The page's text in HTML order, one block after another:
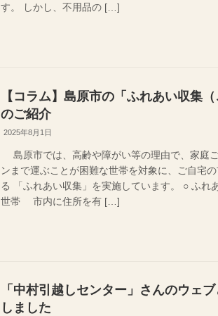
す。 しかし、不用品の […]
【コラム】島原市の「ふれあい収集（
のご紹介
2025年8月1日
島原市では、高齢や障がい等の理由で、家庭
ンまで運ぶことが困難な世帯を対象に、ご自宅
る 「ふれあい収集」を実施しています。 ○ ふれ
世帯 市内に住所を有 […]
「中村引越しセンター」さんのウェ
しました